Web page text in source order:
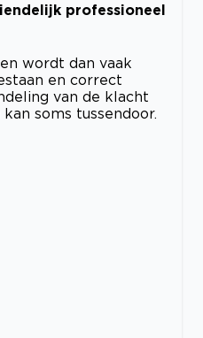
professioneel
wordt dan vaak
en correct
van de klacht
soms tussendoor.